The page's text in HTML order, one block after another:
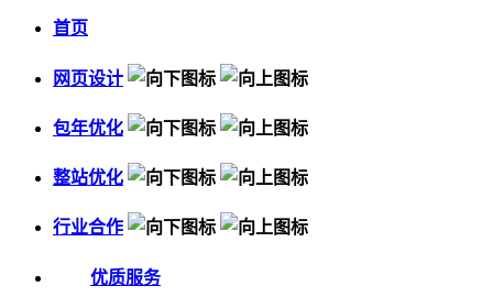
首页
网页设计
包年优化
整站优化
行业合作
优质服务